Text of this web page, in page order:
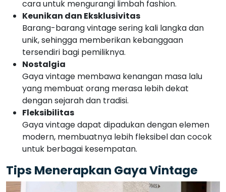
cara untuk mengurangi limbah fashion.
Keunikan dan Eksklusivitas
Barang-barang vintage sering kali langka dan
unik, sehingga memberikan kebanggaan
tersendiri bagi pemiliknya.
Nostalgia
Gaya vintage membawa kenangan masa lalu
yang membuat orang merasa lebih dekat
dengan sejarah dan tradisi.
Fleksibilitas
Gaya vintage dapat dipadukan dengan elemen
modern, membuatnya lebih fleksibel dan cocok
untuk berbagai kesempatan.
Tips Menerapkan Gaya Vintage